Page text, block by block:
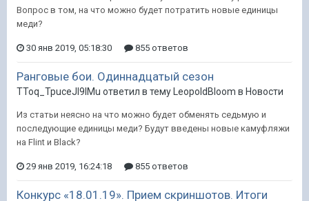
Вопрос в том, на что можно будет потратить новые единицы
меди?
30 янв 2019, 05:18:30 855 ответов
Ранговые бои. Одиннадцатый сезон
TToq_TpuceJI9IMu ответил в тему LeopoldBloom в Новости
Из статьи неясно на что можно будет обменять седьмую и
последующие единицы меди? Будут введены новые камуфляжи
на Flint и Black?
29 янв 2019, 16:24:18 855 ответов
Конкурс «18.01.19». Прием скриншотов. Итоги